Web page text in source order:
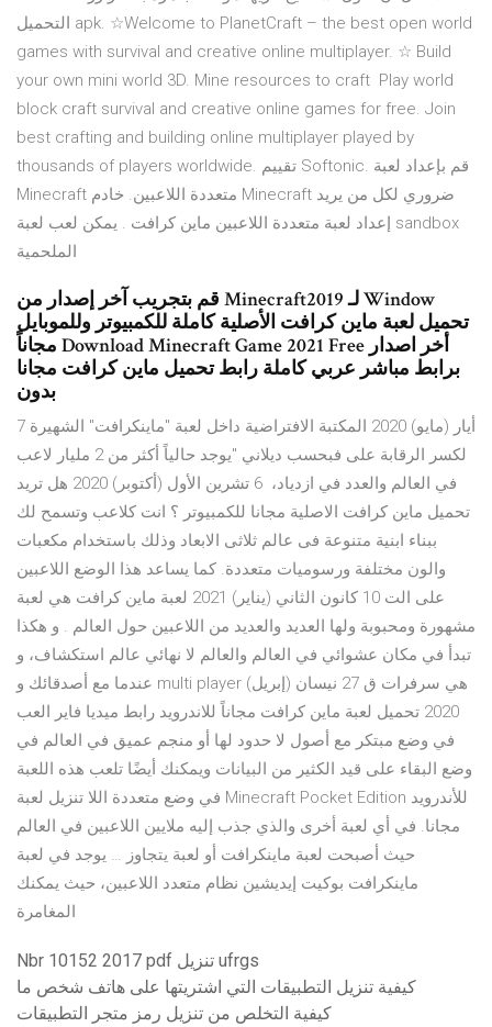
التحميل apk. ☆Welcome to PlanetCraft – the best open world
games with survival and creative online multiplayer. ☆ Build
your own mini world 3D. Mine resources to craft Play world
block craft survival and creative online games for free. Join
best crafting and building online multiplayer played by
thousands of players worldwide. تقييم Softonic. قم بإعداد لعبة
Minecraft متعددة اللاعبين. خادم Minecraft ضروري لكل من يريد
إعداد لعبة متعددة اللاعبين ماين كرافت . يمكن لعب لعبة sandbox
قم بتجريب آخر إصدار من Minecraft2019 لـ Window
تحميل لعبة ماين كرافت الأصلية كاملة للكمبيوتر وللموبايل
مجاناً Download Minecraft Game 2021 Free أخر اصدار
برابط مباشر عربي كاملة رابط تحميل ماين كرافت مجانا
بدون
7 أيار (مايو) 2020 المكتبة الافتراضية داخل لعبة "ماينكرافت" الشهيرة
لكسر الرقابة على فبحسب ديلاني "يوجد حالياً أكثر من 2 مليار لاعب
في العالم والعدد في ازدياد، 6 تشرين الأول (أكتوبر) 2020 هل تريد
تحميل ماين كرافت الاصلية مجانا للكمبيوتر ؟ انت كلاعب وتسمح لك
ببناء ابنية متنوعة فى عالم ثلاثى الابعاد وذلك باستخدام مكعبات
والون مختلفة ورسوميات متعددة. كما يساعد هذا الوضع اللاعبين
على الت 10 كانون الثاني (يناير) 2021 لعبة ماين كرافت هي لعبة
مشهورة ومحبوبة ولها العديد والعديد من اللاعبين حول العالم . و هكذا
تبدأ في مكان عشوائي في العالم والعالم لا نهائي عالم استكشاف، و
عندما مع أصدقائك و multi player هي سرفرات ق 27 نيسان (إبريل)
2020 تحميل لعبة ماين كرافت مجاناً للاندرويد رابط ميديا فاير العب
في وضع مبتكر مع أصول لا حدود لها أو منجم عميق في العالم في
وضع البقاء على قيد الكثير من البيانات ويمكنك أيضًا تلعب هذه اللعبة
في وضع متعددة اللا تنزيل لعبة Minecraft Pocket Edition للأندرويد
مجانا. في أي لعبة أخرى والذي جذب إليه ملايين اللاعبين في العالم
حيث أصبحت لعبة ماينكرافت أو لعبة يتجاوز … يوجد في لعبة
ماينكرافت بوكيت إيديشين نظام متعدد اللاعبين، حيث يمكنك
المغامرة
Nbr 10152 2017 pdf تنزيل ufrgs
كيفية تنزيل التطبيقات التي اشتريتها على هاتف شخص ما
كيفية التخلص من تنزيل رمز متجر التطبيقات